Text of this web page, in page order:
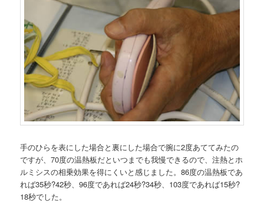
手のひらを表にした場合と裏にした場合で腕に2度あててみたの
ですが、70度の温熱板だといつまでも我慢できるので、注熱とホ
ルミシスの相乗効果を得にくいと感じました。86度の温熱板であ
れば35秒?42秒、96度であれば24秒?34秒、103度であれば15秒?
18秒でした。